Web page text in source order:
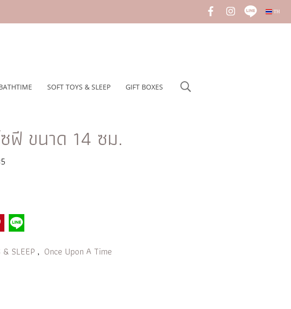
TH
SOFT TOYS & SLEEP GIFT BOXES
ฟี ขนาด 14 ซม.
& SLEEP , Once Upon A Time